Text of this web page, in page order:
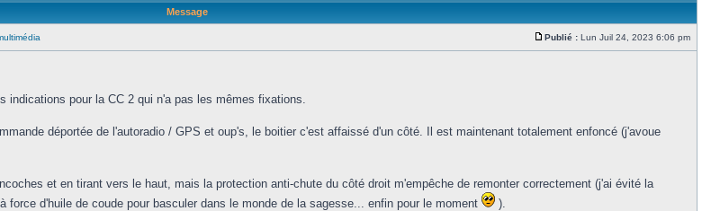
Message
Publié : Lun Juil 24, 2023 6:06 pm
indications pour la CC 2 qui n'a pas les mêmes fixations.
déportée de l'autoradio / GPS et oup's, le boitier c'est affaissé d'un côté. Il est maintenant totalement enfoncé (j'avoue
et en tirant vers le haut, mais la protection anti-chute du côté droit m'empêche de remonter correctement (j'ai évité la
d'huile de coude pour basculer dans le monde de la sagesse... enfin pour le moment
).